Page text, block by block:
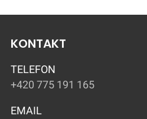
KONTAKT
TELEFON
+420 775 191 165
EMAIL